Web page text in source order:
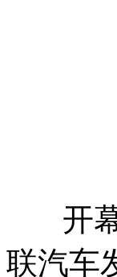
开幕
联汽车